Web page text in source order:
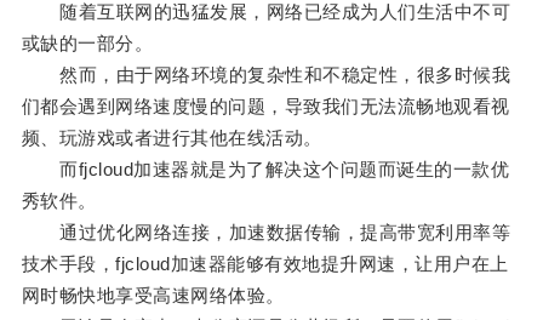
随着互联网的迅猛发展，网络已经成为人们生活中不可
或缺的一部分。
然而，由于网络环境的复杂性和不稳定性，很多时候我
们都会遇到网络速度慢的问题，导致我们无法流畅地观看视
频、玩游戏或者进行其他在线活动。
而fjcloud加速器就是为了解决这个问题而诞生的一款优
秀软件。
通过优化网络连接，加速数据传输，提高带宽利用率等
技术手段，fjcloud加速器能够有效地提升网速，让用户在上
网时畅快地享受高速网络体验。